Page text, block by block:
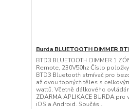
Burda BLUETOOTH DIMMER
BTD3 BLUETOOTH DIMMER 1
Remote, 230V50hz Číslo
BTD3 Bluetooth stmívač pro
až dvou topných těles s
wattů. Včetně dálkového
ZDARMA APLIKACE BURDA pro
iOS a Android. Součás...